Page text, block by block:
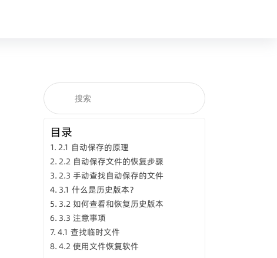
目录
2.1 自动保存的原理
2.2 自动保存文件的恢复步骤
2.3 手动查找自动保存的文件
3.1 什么是历史版本？
3.2 如何查看和恢复历史版本
3.3 注意事项
4.1 查找临时文件
4.2 使用文件恢复软件